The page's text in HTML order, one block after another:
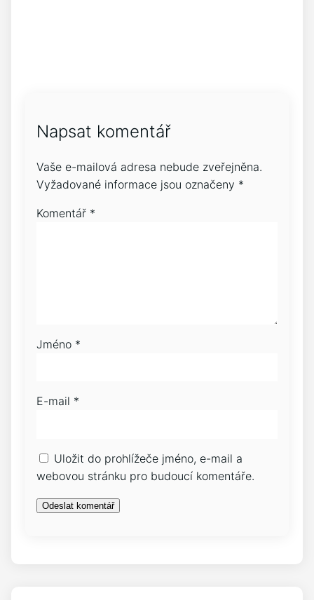
Napsat komentář
Vaše e-mailová adresa nebude zveřejněna.
Vyžadované informace jsou označeny *
Komentář *
Jméno *
E-mail *
Uložit do prohlížeče jméno, e-mail a
webovou stránku pro budoucí komentáře.